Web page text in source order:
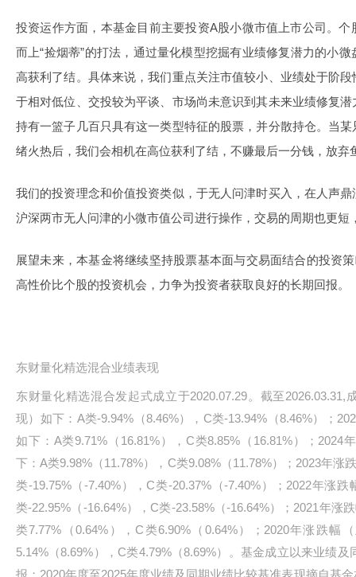
投资运作方面，本基金目前主要投资A股小微市值上市公司。
而上“捡烟蒂”的打法，通过量化模型挖掘有业绩修复潜力的小
高获利了结。具体来说，我们重点关注市值较小、业绩处于阶
于相对低位、交投较为平谈、市场尚未意识到其未来业绩修复
持有一篮子几百只具有这一类型特征的股票，并分散持仓。当
绪火热后，我们会相机在高位获利了结，不赚最后一分钱，放弃
我们的投资理念和价值投资类似，于无人问津时买入，在人声
沪深两市无人问津的小微市值公司进行操作，交易的周期也更短
展望未来，本基金将继续坚持股票基本面与交易面结合的投资
高性价比个股的投资机会，力争为投资者获取良好的长期回报。
东财量化精选混合业绩表现
东财量化精选混合发起式成立于2020.07.29。截至2026.03.31,
现）如下：A类-9.94%（8.46%），C类-13.94%（8.46%）；
如下：A类9.71%（16.81%），C类8.85%（16.81%）；2024
下：A类9.98%（11.78%），C类9.08%（11.78%）；2023年涨
类-19.75%（-7.40%），C类-20.37%（-7.40%）；2022年涨
类-22.95%（-16.64%），C类-23.58%（-16.64%）；2021年涨
类7.77%（0.64%），C类6.90%（0.64%）；2020年涨跌幅
5.14%（8.69%），C类4.79%（8.69%）。基金成立以来业绩
报；2020年度至2025年度业绩及同期业绩比较基准表现摘自基